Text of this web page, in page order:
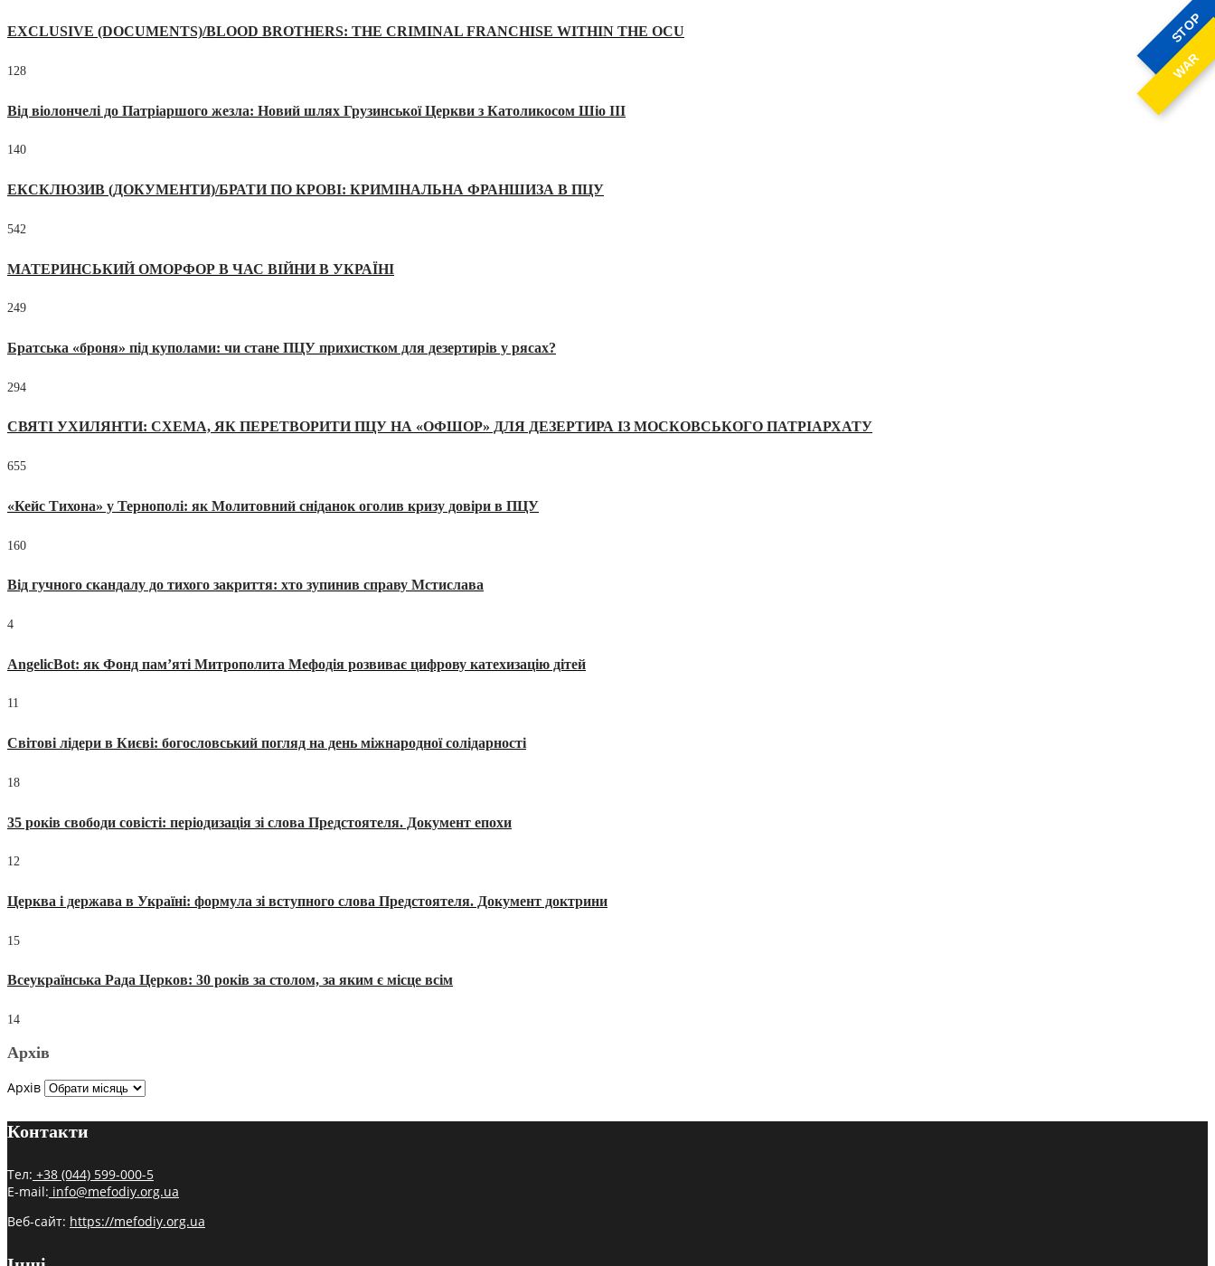
STOP
WAR
EXCLUSIVE (DOCUMENTS)/BLOOD BROTHERS: THE CRIMINAL FRANCHISE WITHIN THE OCU
128
Від віолончелі до Патріаршого жезла: Новий шлях Грузинської Церкви з Католикосом Шіо III
140
ЕКСКЛЮЗИВ (ДОКУМЕНТИ)/БРАТИ ПО КРОВІ: КРИМІНАЛЬНА ФРАНШИЗА В ПЦУ
542
МАТЕРИНСЬКИЙ ОМОРФОР В ЧАС ВІЙНИ В УКРАЇНІ
249
Братська «броня» під куполами: чи стане ПЦУ прихистком для дезертирів у рясах?
294
СВЯТІ УХИЛЯНТИ: СХЕМА, ЯК ПЕРЕТВОРИТИ ПЦУ НА «ОФШОР» ДЛЯ ДЕЗЕРТИРА ІЗ МОСКОВСЬКОГО ПАТРІАРХАТУ
655
«Кейс Тихона» у Тернополі: як Молитовний сніданок оголив кризу довіри в ПЦУ
160
Від гучного скандалу до тихого закриття: хто зупинив справу Мстислава
4
AngelicBot: як Фонд пам’яті Митрополита Мефодія розвиває цифрову катехизацію дітей
11
Світові лідери в Києві: богословський погляд на день міжнародної солідарності
18
35 років свободи совісті: періодизація зі слова Предстоятеля. Документ епохи
12
Церква і держава в Україні: формула зі вступного слова Предстоятеля. Документ доктрини
15
Всеукраїнська Рада Церков: 30 років за столом, за яким є місце всім
14
Архів
Архів
Контакти
Тел: +38 (044) 599-000-5
E-mail: info@mefodiy.org.ua
Веб-сайт: https://mefodiy.org.ua